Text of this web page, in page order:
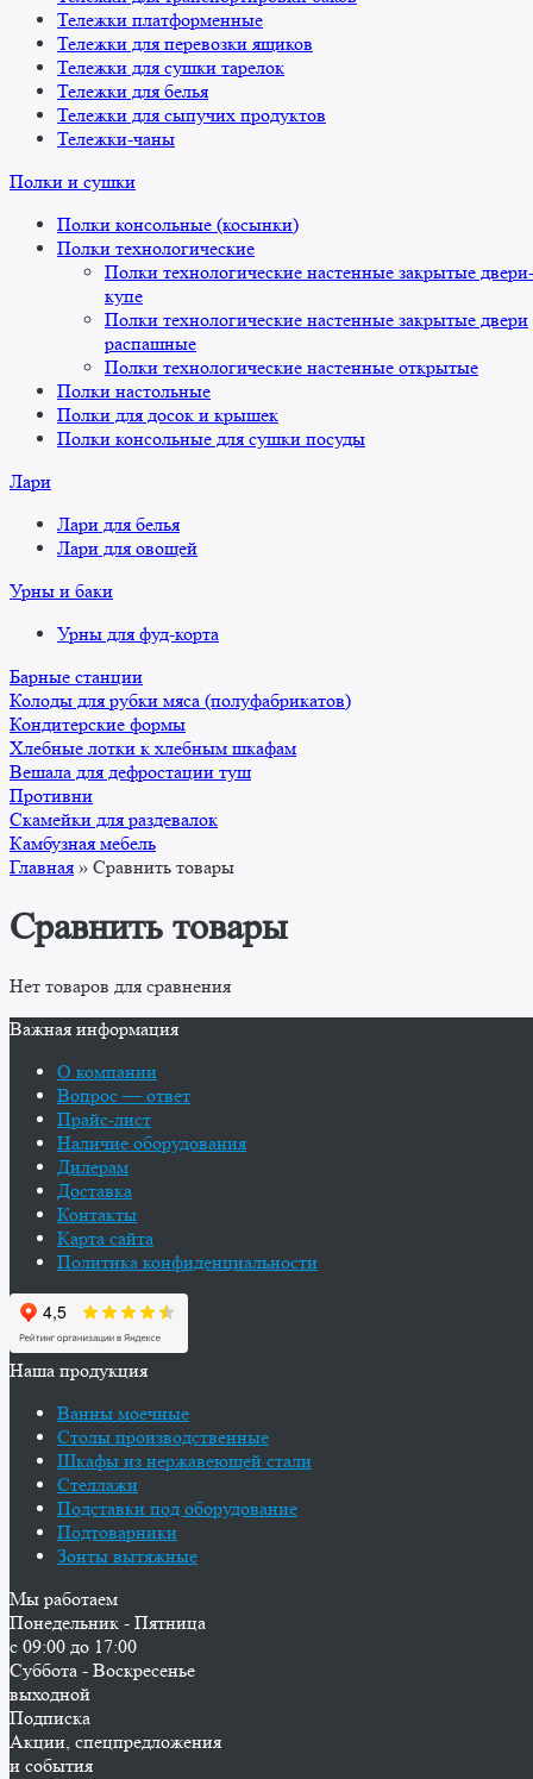
Тележки платформенные
Тележки для перевозки ящиков
Тележки для сушки тарелок
Тележки для белья
Тележки для сыпучих продуктов
Тележки-чаны
Полки и сушки
Полки консольные (косынки)
Полки технологические
Полки технологические настенные закрытые двери-
купе
Полки технологические настенные закрытые двери
распашные
Полки технологические настенные открытые
Полки настольные
Полки для досок и крышек
Полки консольные для сушки посуды
Лари
Лари для белья
Лари для овощей
Урны и баки
Урны для фуд-корта
Барные станции
Колоды для рубки мяса (полуфабрикатов)
Кондитерские формы
Хлебные лотки к хлебным шкафам
Вешала для дефростации туш
Противни
Скамейки для раздевалок
Камбузная мебель
Главная » Сравнить товары
Сравнить товары
Нет товаров для сравнения
Важная информация
О компании
Вопрос — ответ
Прайс-лист
Наличие оборудования
Дилерам
Доставка
Контакты
Карта сайта
Политика конфиденциальности
Наша продукция
Ванны моечные
Столы производственные
Шкафы из нержавеющей стали
Стеллажи
Подставки под оборудование
Подтоварники
Зонты вытяжные
Мы работаем
Понедельник - Пятница
с 09:00 до 17:00
Суббота - Воскресенье
выходной
Подписка
Акции, спецпредложения
и события